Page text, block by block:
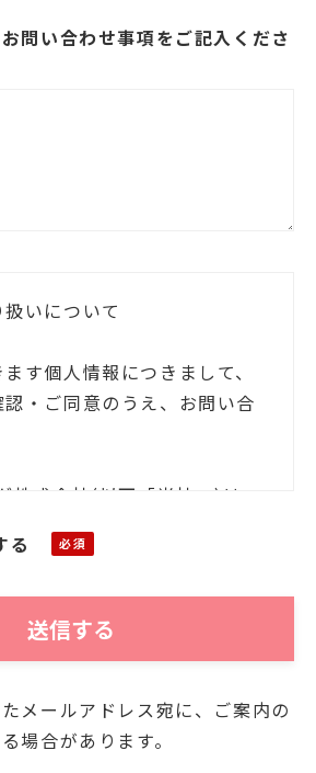
問い合わせ事項をご記入くださ
いについて
す個人情報につきまして、
・ご同意のうえ、お問い合
株式会社(以下「当社」)は、
氏名・住所等の個人情報(以下
ご提供いただくにあたり、そ
通りお知らせいたします。
いただきました個人情報
、次の目的にのみ利用させ
る
メールアドレス宛に、ご案内の
場合があります。